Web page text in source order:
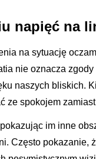
napięć na
na sytuację
nie oznacza
naszych bliskich.
ze spokojem
im inne
Często pokazanie,